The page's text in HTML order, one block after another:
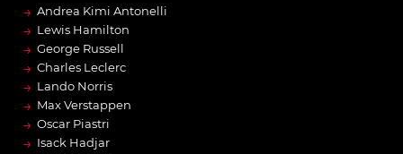
→ Andrea Kimi Antonelli
→ Lewis Hamilton
→ George Russell
→ Charles Leclerc
→ Lando Norris
→ Max Verstappen
→ Oscar Piastri
→ Isack Hadjar